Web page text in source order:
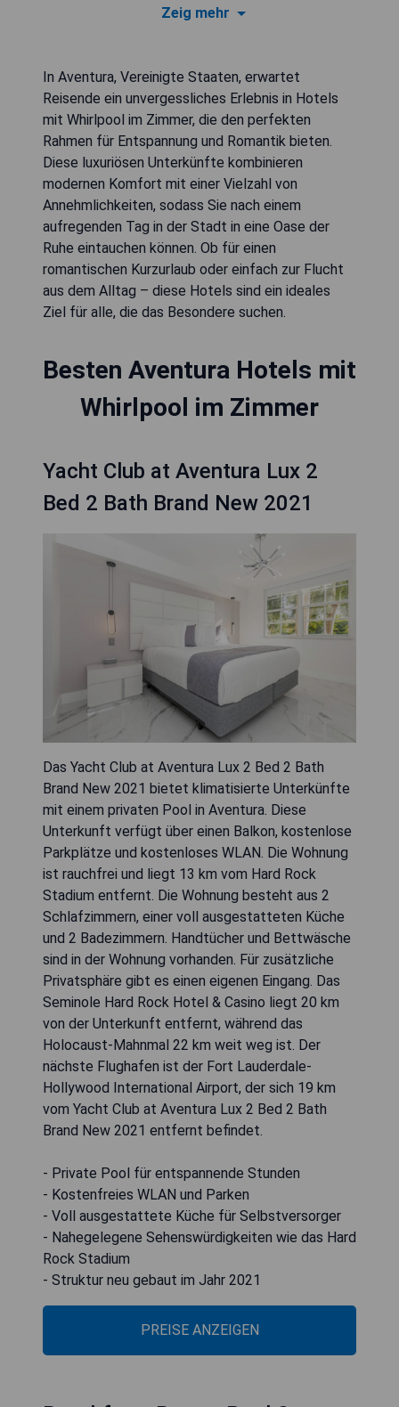
Zeig mehr
In Aventura, Vereinigte Staaten, erwartet
Reisende ein unvergessliches Erlebnis in Hotels
mit Whirlpool im Zimmer, die den perfekten
Rahmen für Entspannung und Romantik bieten.
Diese luxuriösen Unterkünfte kombinieren
modernen Komfort mit einer Vielzahl von
Annehmlichkeiten, sodass Sie nach einem
aufregenden Tag in der Stadt in eine Oase der
Ruhe eintauchen können. Ob für einen
romantischen Kurzurlaub oder einfach zur Flucht
aus dem Alltag – diese Hotels sind ein ideales
Ziel für alle, die das Besondere suchen.
Besten Aventura Hotels mit
Whirlpool im Zimmer
Yacht Club at Aventura Lux 2
Bed 2 Bath Brand New 2021
Das Yacht Club at Aventura Lux 2 Bed 2 Bath
Brand New 2021 bietet klimatisierte Unterkünfte
mit einem privaten Pool in Aventura. Diese
Unterkunft verfügt über einen Balkon, kostenlose
Parkplätze und kostenloses WLAN. Die Wohnung
ist rauchfrei und liegt 13 km vom Hard Rock
Stadium entfernt. Die Wohnung besteht aus 2
Schlafzimmern, einer voll ausgestatteten Küche
und 2 Badezimmern. Handtücher und Bettwäsche
sind in der Wohnung vorhanden. Für zusätzliche
Privatsphäre gibt es einen eigenen Eingang. Das
Seminole Hard Rock Hotel & Casino liegt 20 km
von der Unterkunft entfernt, während das
Holocaust-Mahnmal 22 km weit weg ist. Der
nächste Flughafen ist der Fort Lauderdale-
Hollywood International Airport, der sich 19 km
vom Yacht Club at Aventura Lux 2 Bed 2 Bath
Brand New 2021 entfernt befindet.
- Private Pool für entspannende Stunden
- Kostenfreies WLAN und Parken
- Voll ausgestattete Küche für Selbstversorger
- Nahegelegene Sehenswürdigkeiten wie das Hard
Rock Stadium
- Struktur neu gebaut im Jahr 2021
PREISE ANZEIGEN